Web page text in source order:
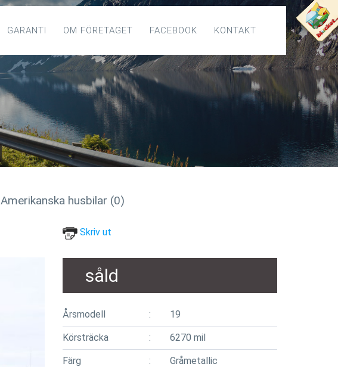
GARANTI OM FÖRETAGET FACEBOOK KONTAKT
Amerikanska husbilar (0)
Skriv ut
såld
Årsmodell 19
Körsträcka 6270 mil
Färg Gråmetallic